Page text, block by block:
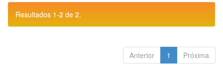
Resultados 1-2 de 2.
Anterior 1 Próxima